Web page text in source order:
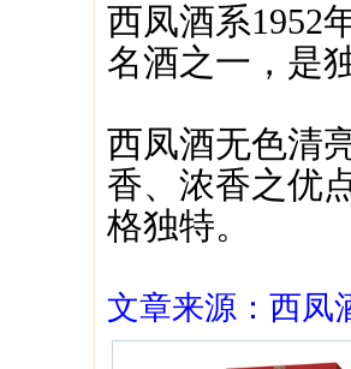
西凤酒系1952
名酒之一，是
西凤酒无色清
香、浓香之优
格独特。
文章来源：西凤